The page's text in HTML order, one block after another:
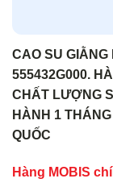
CAO SU GIẰNG
555432G000.
CHẤT LƯỢNG
HÀNH 1
QUỐC
Hàng MOBIS